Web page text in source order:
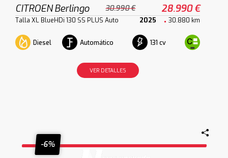
CITROEN Berlingo 30.990 € 28.990 €
Talla XL BlueHDi 130 SS PLUS Auto 2025 30.880 km
Diesel Automático 131 cv
VER DETALLES
-6%